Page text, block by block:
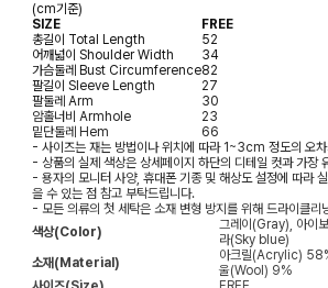
(cm기준)
SIZE
FREE
총길이 Total Length
52
어깨넓이 Shoulder Width
34
가슴둘레 Bust Circumference82
팔길이 Sleeve Length
27
팔둘레 Arm
30
암홀너비 Armhole
23
밑단둘레 Hem
66
- 사이즈는 재는 방법이나 위치에 따라 1~3cm 정도의 오
- 상품의 실제 색상은 상세페이지 하단의 디테일 컷과 가장
- 용자의 모니터 사양, 휴대폰 기종 및 해상도 설정에 따라
을 수 있는 점 참고 부탁드립니다.
- 모든 의류의 첫 세탁은 소재 변형 방지를 위해 드라이클리
색상(Color)
그레이(Gray), 아이
라(Sky blue)
소재(Material)
아크릴(Acrylic)
울(Wool) 9%